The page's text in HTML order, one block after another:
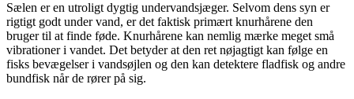
Sælen er en utroligt dygtig undervandsjæger. Selvom dens syn er
rigtigt godt under vand, er det faktisk primært knurhårene den
bruger til at finde føde. Knurhårene kan nemlig mærke meget små
vibrationer i vandet. Det betyder at den ret nøjagtigt kan følge en
fisks bevægelser i vandsøjlen og den kan detektere fladfisk og andre
bundfisk når de rører på sig.